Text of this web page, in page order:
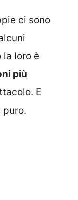
ci sono
la loro è
più
E
puro.